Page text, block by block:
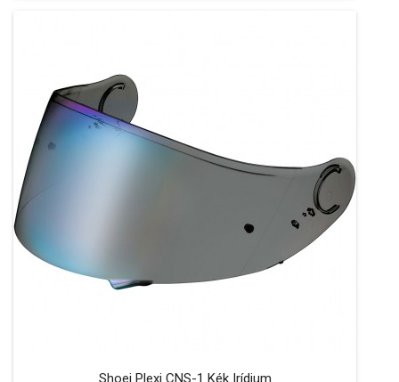
Shoei Plexi CNS-1 Kék Irídium